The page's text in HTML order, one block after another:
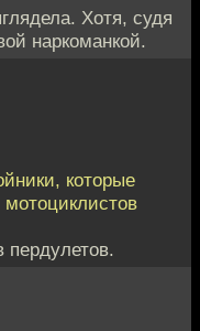
Хотя, судя
наркоманкой.
которые
пердулетов.